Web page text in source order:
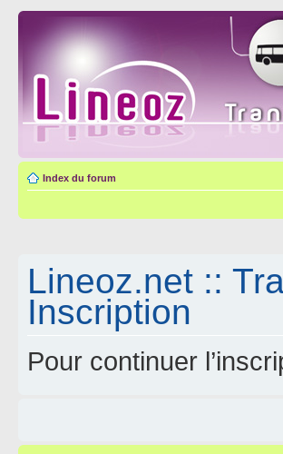
Index du forum
Lineoz.net ::
Inscription
Pour continuer